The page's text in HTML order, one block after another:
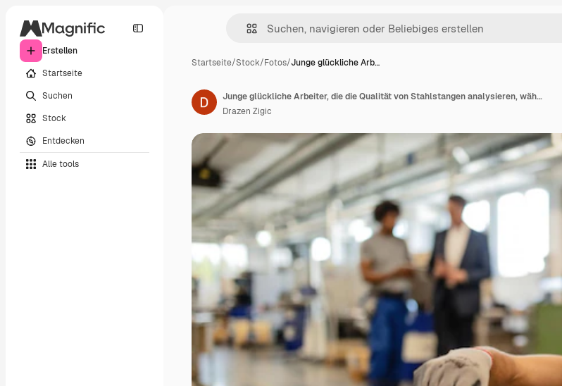
Erstellen
Startseite
Suchen
Stock
Entdecken
Alle tools
Startseite/Stock/Fotos/Junge glückliche Arb…
Junge glückliche Arbeiter, die die Qualität von Stahlstangen analysieren, während sie in Industriegebäuden arbeiten und in die Kamera schauen
Drazen Zigic